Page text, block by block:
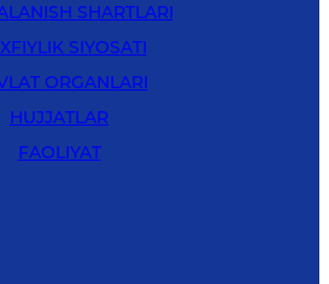
SHARTLARI
SIYOSATI
ORGANLARI
HUJJATLAR
FAOLIYAT